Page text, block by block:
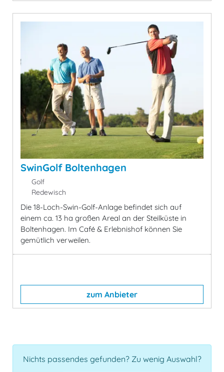
SwinGolf Boltenhagen
Golf
Redewisch
Die 18-Loch-Swin-Golf-Anlage befindet sich auf
einem ca. 13 ha großen Areal an der Steilküste in
Boltenhagen. Im Café & Erlebnishof können Sie
gemütlich verweilen.
zum Anbieter
Nichts passendes gefunden? Zu wenig Auswahl?